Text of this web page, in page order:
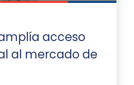
acceso
al mercado de